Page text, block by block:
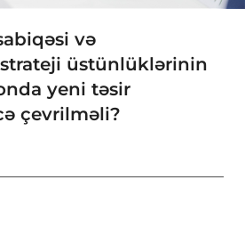
və
strateji üstünlüklərinin
yeni təsir
çevrilməli?